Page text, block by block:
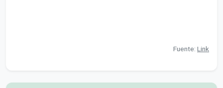
Fuente: Link